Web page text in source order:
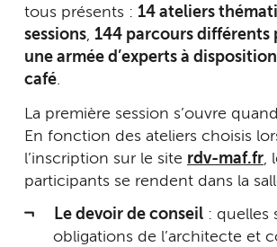
tous présents : 14 ateliers
sessions, 144 parcours différents
une armée d’experts à disposition
café.
La première session s’ouvre
En fonction des ateliers choisis
l’inscription sur le site rdv-maf.fr ,
participants se rendent dans la
Le devoir de conseil: quelles
obligations de l’architecte et